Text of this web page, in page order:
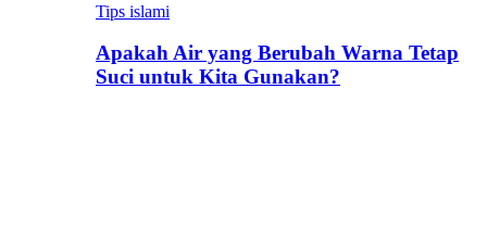
Tips islami
Apakah Air yang Berubah Warna Tetap
Suci untuk Kita Gunakan?